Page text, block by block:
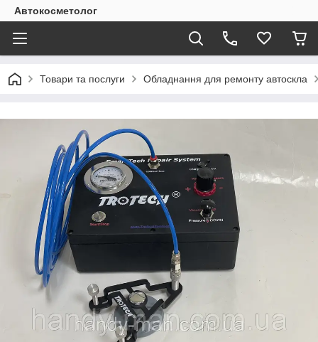
Автокосметолог
Товари та послуги Обладнання для ремонту автоскла